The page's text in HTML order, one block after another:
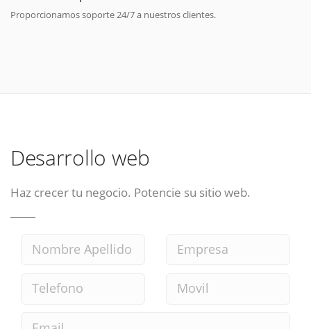
Proporcionamos soporte 24/7 a nuestros clientes.
Desarrollo web
Haz crecer tu negocio. Potencie su sitio web.